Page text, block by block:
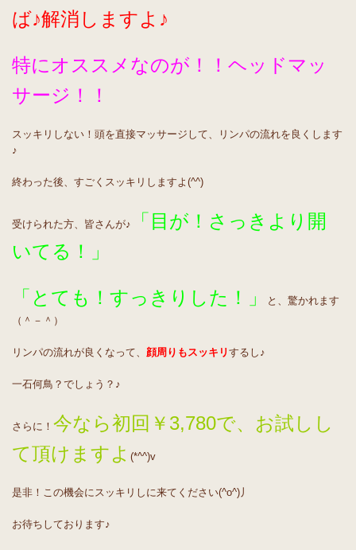
ば♪解消しますよ♪
特にオススメなのが！！ヘッドマッ
サージ！！
スッキリしない！頭を直接マッサージして、リンパの流れを良くします
♪
終わった後、すごくスッキリしますよ(^^)
受けられた方、皆さんが♪
「目が！さっきより開
いてる！」
「とても！すっきりした！」
と、驚かれます
（＾－＾）
リンパの流れが良くなって、 顔周りもスッキリするし♪
一石何鳥？でしょう？♪
さらに！ 今なら初回￥3,780で、お試しし
て頂けますよ (*^^)v
是非！この機会にスッキリしに来てください(^o^)丿
お待ちしております♪